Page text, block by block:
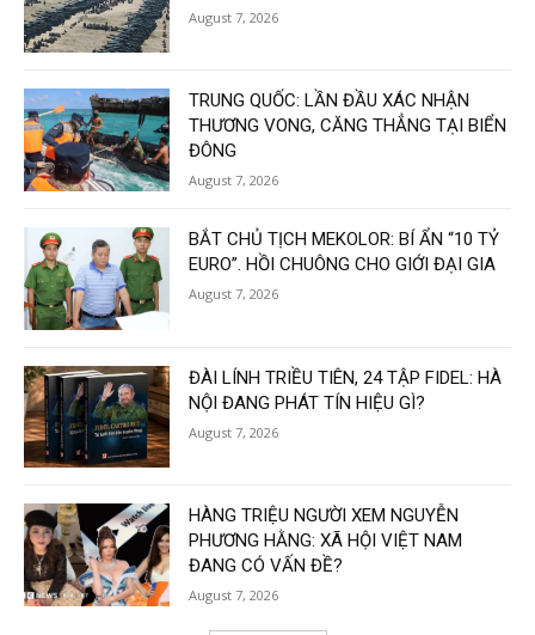
August 7, 2026
TRUNG QUỐC: LẦN ĐẦU XÁC NHẬN
THƯƠNG VONG, CĂNG THẲNG TẠI BIỂN
ĐÔNG
August 7, 2026
BẮT CHỦ TỊCH MEKOLOR: BÍ ẨN “10 TỶ
EURO”. HỒI CHUÔNG CHO GIỚI ĐẠI GIA
August 7, 2026
ĐÀI LÍNH TRIỀU TIÊN, 24 TẬP FIDEL: HÀ
NỘI ĐANG PHÁT TÍN HIỆU GÌ?
August 7, 2026
HÀNG TRIỆU NGƯỜI XEM NGUYỄN
PHƯƠNG HẰNG: XÃ HỘI VIỆT NAM
ĐANG CÓ VẤN ĐỀ?
August 7, 2026